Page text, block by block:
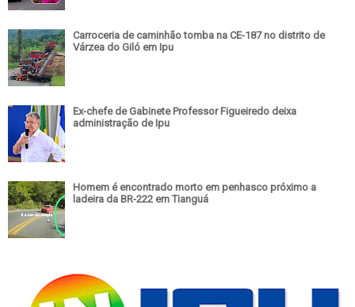
Carroceria de caminhão tomba na CE-187 no distrito de
Várzea do Giló em Ipu
Ex-chefe de Gabinete Professor Figueiredo deixa
administração de Ipu
Homem é encontrado morto em penhasco próximo a
ladeira da BR-222 em Tianguá